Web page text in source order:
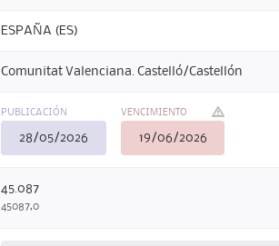
ESPAÑA (ES)
Comunitat Valenciana. Castelló/Castellón
PUBLICACIÓN
28/05/2026
VENCIMIENTO
19/06/2026
45.087
45087,0